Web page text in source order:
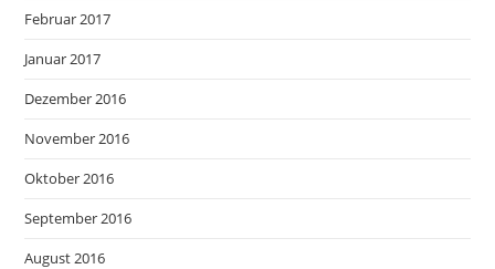
Februar 2017
Januar 2017
Dezember 2016
November 2016
Oktober 2016
September 2016
August 2016